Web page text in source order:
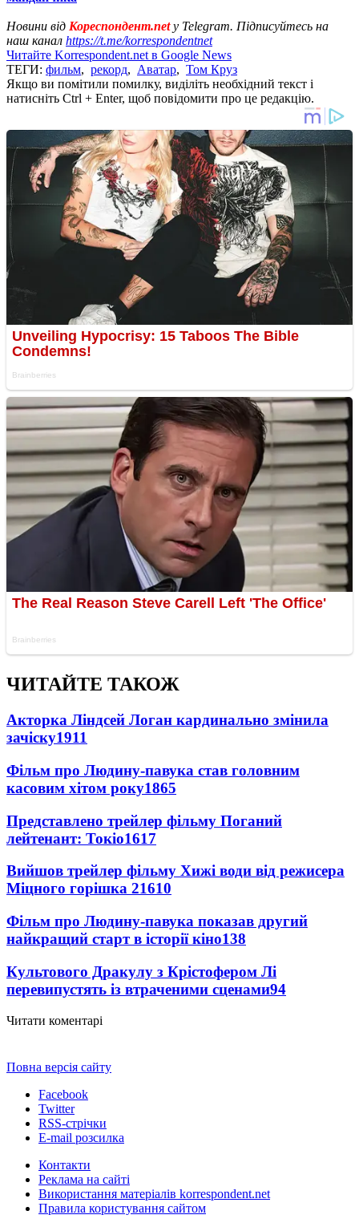
Новини від Кореспондент.netу Telegram. Підписуйтесь на
наш канал https://t.me/korrespondentnet
Читайте Korrespondent.net в Google News
ТЕГИ: фильм, рекорд, Аватар, Том Круз
Якщо ви помітили помилку, виділіть необхідний текст і
натисніть Ctrl + Enter, щоб повідомити про це редакцію.
ЧИТАЙТЕ ТАКОЖ
Акторка Ліндсей Логан кардинально змінила
зачіску1911
Фільм про Людину-павука став головним
касовим хітом року1865
Представлено трейлер фільму Поганий
лейтенант: Токіо1617
Вийшов трейлер фільму Хижі води від режисера
Міцного горішка 21610
Фільм про Людину-павука показав другий
найкращий старт в історії кіно138
Культового Дракулу з Крістофером Лі
перевипустять із втраченими сценами94
Читати коментарі
Повна версія сайту
Facebook
Twitter
RSS-стрічки
E-mail розсилка
Контакти
Реклама на сайті
Використання матеріалів korrespondent.net
Правила користування сайтом